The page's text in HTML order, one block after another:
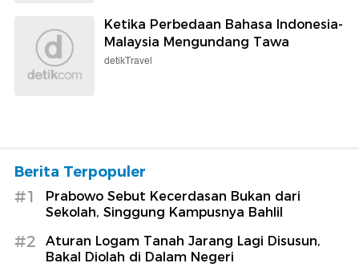
Ketika Perbedaan Bahasa Indonesia-
Malaysia Mengundang Tawa
detikTravel
Berita Terpopuler
#1
Prabowo Sebut Kecerdasan Bukan dari
Sekolah, Singgung Kampusnya Bahlil
#2
Aturan Logam Tanah Jarang Lagi Disusun,
Bakal Diolah di Dalam Negeri